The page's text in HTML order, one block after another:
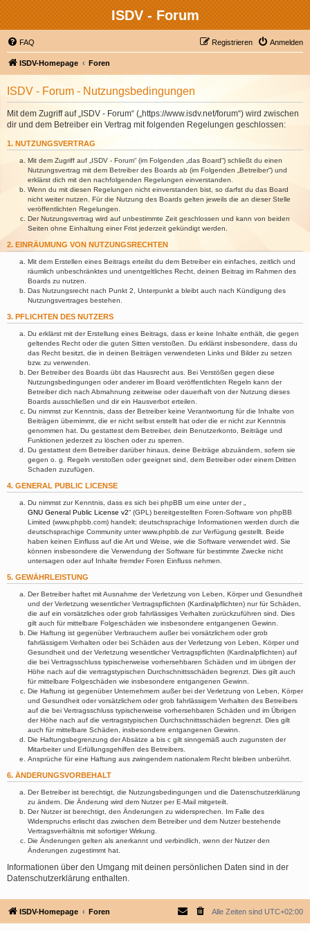
ISDV - Forum
FAQ Anmelden
Registrieren
ISDV-Homepage Foren
ISDV - Forum - Nutzungsbedingungen
Mit dem Zugriff auf „ISDV - Forum“ („https://www.isdv.net/forum“) wird zwischen
dir und dem Betreiber ein Vertrag mit folgenden Regelungen geschlossen:
1. NUTZUNGSVERTRAG
Mit dem Zugriff auf „ISDV - Forum“ (im Folgenden „das Board“) schließt du einen
Nutzungsvertrag mit dem Betreiber des Boards ab (im Folgenden „Betreiber“) und
erklärst dich mit den nachfolgenden Regelungen einverstanden.
Wenn du mit diesen Regelungen nicht einverstanden bist, so darfst du das Board
nicht weiter nutzen. Für die Nutzung des Boards gelten jeweils die an dieser Stelle
veröffentlichten Regelungen.
Der Nutzungsvertrag wird auf unbestimmte Zeit geschlossen und kann von beiden
Seiten ohne Einhaltung einer Frist jederzeit gekündigt werden.
2. EINRÄUMUNG VON NUTZUNGSRECHTEN
Mit dem Erstellen eines Beitrags erteilst du dem Betreiber ein einfaches, zeitlich und
räumlich unbeschränktes und unentgeltliches Recht, deinen Beitrag im Rahmen des
Boards zu nutzen.
Das Nutzungsrecht nach Punkt 2, Unterpunkt a bleibt auch nach Kündigung des
Nutzungsvertrages bestehen.
3. PFLICHTEN DES NUTZERS
Du erklärst mit der Erstellung eines Beitrags, dass er keine Inhalte enthält, die gegen
geltendes Recht oder die guten Sitten verstoßen. Du erklärst insbesondere, dass du
das Recht besitzt, die in deinen Beiträgen verwendeten Links und Bilder zu setzen
bzw. zu verwenden.
Der Betreiber des Boards übt das Hausrecht aus. Bei Verstößen gegen diese
Nutzungsbedingungen oder anderer im Board veröffentlichten Regeln kann der
Betreiber dich nach Abmahnung zeitweise oder dauerhaft von der Nutzung dieses
Boards ausschließen und dir ein Hausverbot erteilen.
Du nimmst zur Kenntnis, dass der Betreiber keine Verantwortung für die Inhalte von
Beiträgen übernimmt, die er nicht selbst erstellt hat oder die er nicht zur Kenntnis
genommen hat. Du gestattest dem Betreiber, dein Benutzerkonto, Beiträge und
Funktionen jederzeit zu löschen oder zu sperren.
Du gestattest dem Betreiber darüber hinaus, deine Beiträge abzuändern, sofern sie
gegen o. g. Regeln verstoßen oder geeignet sind, dem Betreiber oder einem Dritten
Schaden zuzufügen.
4. GENERAL PUBLIC LICENSE
Du nimmst zur Kenntnis, dass es sich bei phpBB um eine unter der „
GNU General Public License v2“ (GPL) bereitgestellten Foren-Software von phpBB
Limited (www.phpbb.com) handelt; deutschsprachige Informationen werden durch die
deutschsprachige Community unter www.phpbb.de zur Verfügung gestellt. Beide
haben keinen Einfluss auf die Art und Weise, wie die Software verwendet wird. Sie
können insbesondere die Verwendung der Software für bestimmte Zwecke nicht
untersagen oder auf Inhalte fremder Foren Einfluss nehmen.
5. GEWÄHRLEISTUNG
Der Betreiber haftet mit Ausnahme der Verletzung von Leben, Körper und Gesundheit
und der Verletzung wesentlicher Vertragspflichten (Kardinalpflichten) nur für Schäden,
die auf ein vorsätzliches oder grob fahrlässiges Verhalten zurückzuführen sind. Dies
gilt auch für mittelbare Folgeschäden wie insbesondere entgangenen Gewinn.
Die Haftung ist gegenüber Verbrauchern außer bei vorsätzlichem oder grob
fahrlässigem Verhalten oder bei Schäden aus der Verletzung von Leben, Körper und
Gesundheit und der Verletzung wesentlicher Vertragspflichten (Kardinalpflichten) auf
die bei Vertragsschluss typischerweise vorhersehbaren Schäden und im übrigen der
Höhe nach auf die vertragstypischen Durchschnittsschäden begrenzt. Dies gilt auch
für mittelbare Folgeschäden wie insbesondere entgangenen Gewinn.
Die Haftung ist gegenüber Unternehmern außer bei der Verletzung von Leben, Körper
und Gesundheit oder vorsätzlichem oder grob fahrlässigem Verhalten des Betreibers
auf die bei Vertragsschluss typischerweise vorhersehbaren Schäden und im Übrigen
der Höhe nach auf die vertragstypischen Durchschnittsschäden begrenzt. Dies gilt
auch für mittelbare Schäden, insbesondere entgangenen Gewinn.
Die Haftungsbegrenzung der Absätze a bis c gilt sinngemäß auch zugunsten der
Mitarbeiter und Erfüllungsgehilfen des Betreibers.
Ansprüche für eine Haftung aus zwingendem nationalem Recht bleiben unberührt.
6. ÄNDERUNGSVORBEHALT
Der Betreiber ist berechtigt, die Nutzungsbedingungen und die Datenschutzerklärung
zu ändern. Die Änderung wird dem Nutzer per E-Mail mitgeteilt.
Der Nutzer ist berechtigt, den Änderungen zu widersprechen. Im Falle des
Widerspruchs erlischt das zwischen dem Betreiber und dem Nutzer bestehende
Vertragsverhältnis mit sofortiger Wirkung.
Die Änderungen gelten als anerkannt und verbindlich, wenn der Nutzer den
Änderungen zugestimmt hat.
Informationen über den Umgang mit deinen persönlichen Daten sind in der
Datenschutzerklärung enthalten.
ISDV-Homepage Foren Alle Zeiten sind UTC+02:00